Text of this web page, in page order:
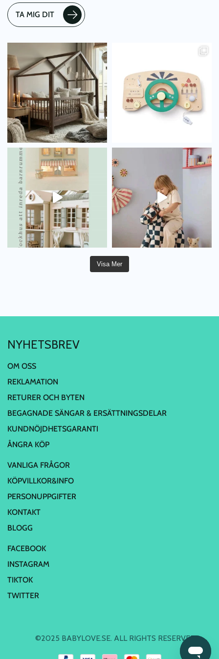
TA MIG DIT
Visa Mer
NYHETSBREV
OM OSS
REKLAMATION
RETURER OCH BYTEN
BEGAGNADE SÄNGAR & ERSÄTTNINGSDELAR
KUNDNÖJDHETSGARANTI
ÅNGRA KÖP
VANLIGA FRÅGOR
KÖPVILLKOR&INFO
PERSONUPPGIFTER
KONTAKT
BLOGG
FACEBOOK
INSTAGRAM
TIKTOK
TWITTER
©2025 BABYLOVE.SE. ALL RIGHTS RESERVED